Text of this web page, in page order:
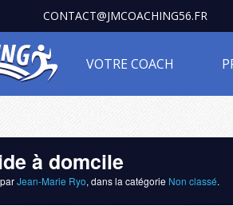
CONTACT@JMCOACHING56.FR
VOTRE COACH
à domcile
parJean-Marie Ryo, dans la catégorie Non classé.